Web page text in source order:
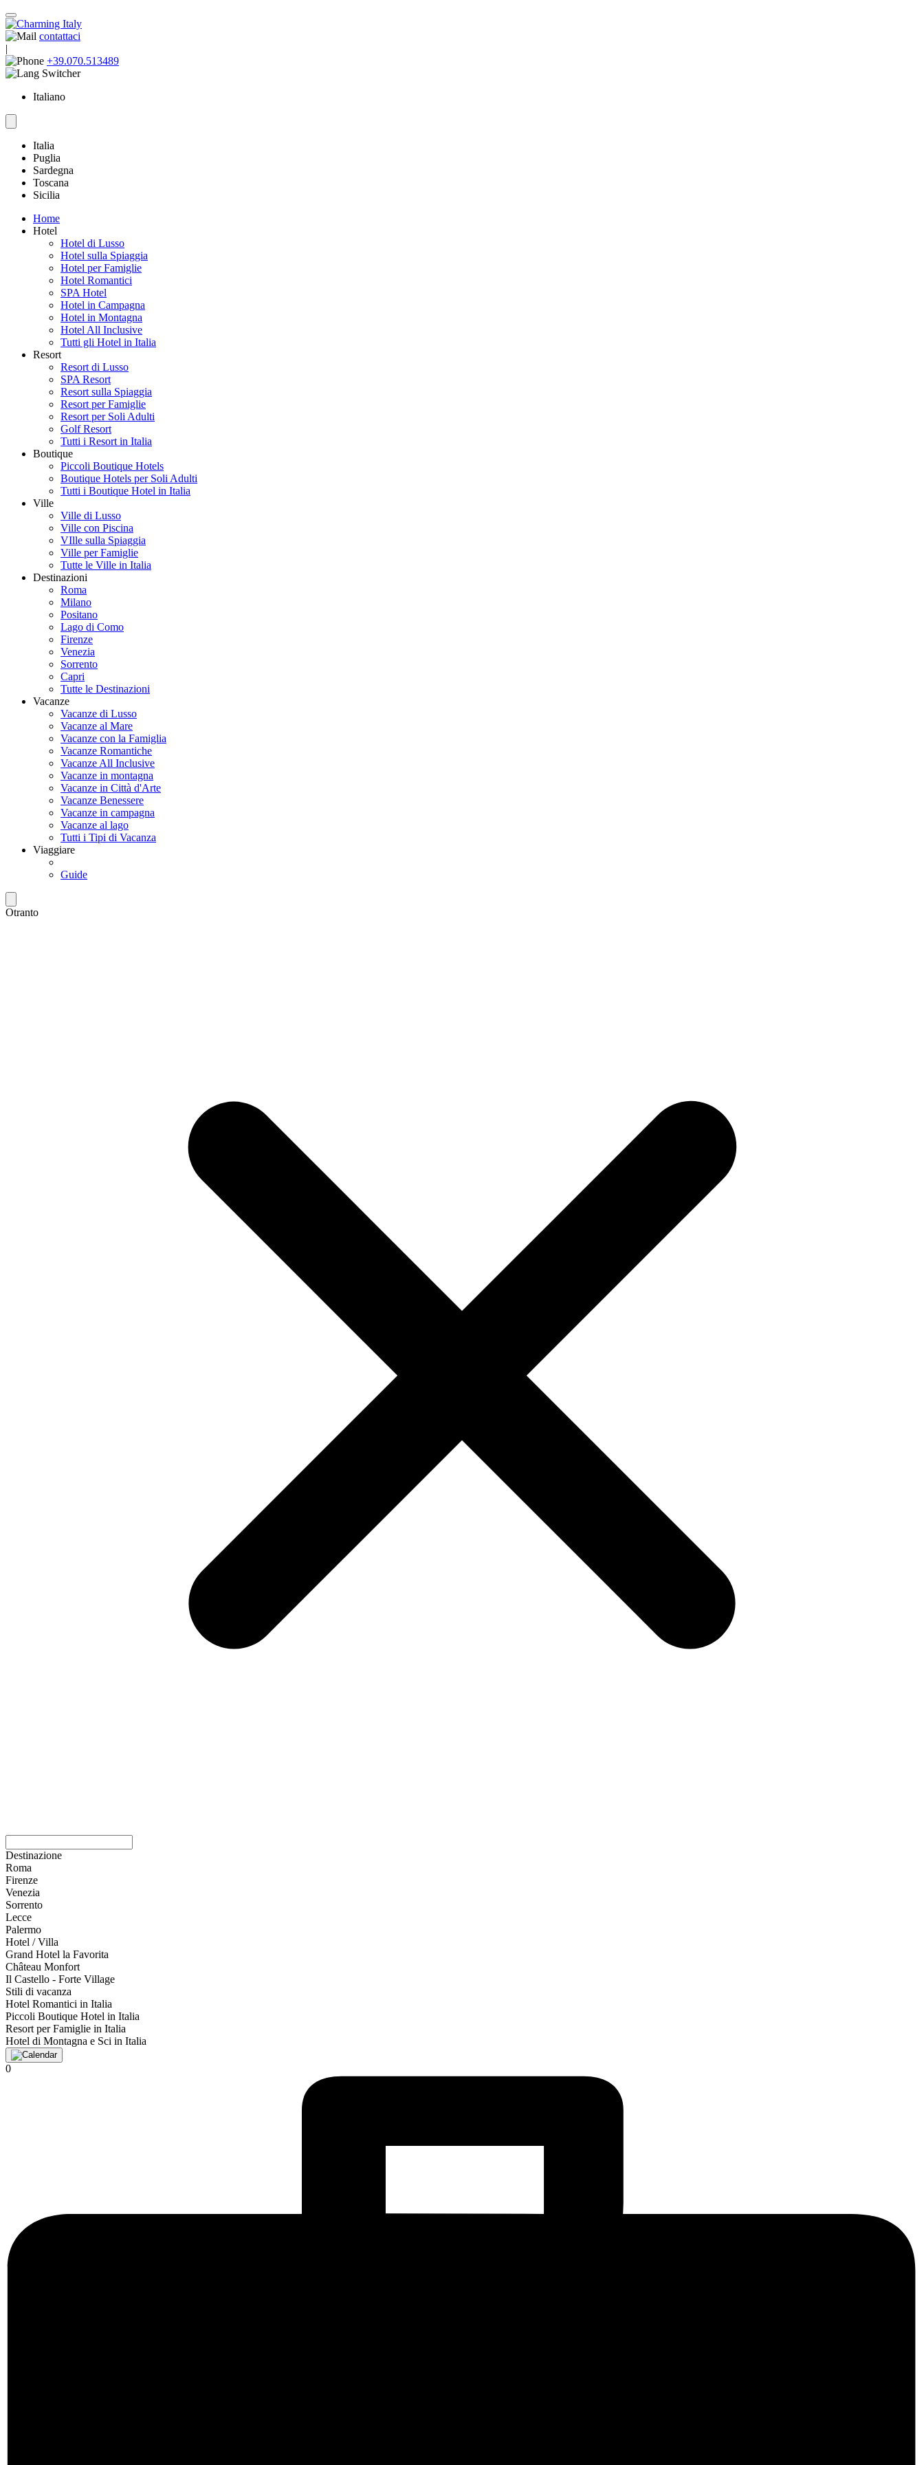
contattaci
|
+39.070.513489
Italiano
Italia
Puglia
Sardegna
Toscana
Sicilia
Home
Hotel
Hotel di Lusso
Hotel sulla Spiaggia
Hotel per Famiglie
Hotel Romantici
SPA Hotel
Hotel in Campagna
Hotel in Montagna
Hotel All Inclusive
Tutti gli Hotel in Italia
Resort
Resort di Lusso
SPA Resort
Resort sulla Spiaggia
Resort per Famiglie
Resort per Soli Adulti
Golf Resort
Tutti i Resort in Italia
Boutique
Piccoli Boutique Hotels
Boutique Hotels per Soli Adulti
Tutti i Boutique Hotel in Italia
Ville
Ville di Lusso
Ville con Piscina
VIlle sulla Spiaggia
Ville per Famiglie
Tutte le Ville in Italia
Destinazioni
Roma
Milano
Positano
Lago di Como
Firenze
Venezia
Sorrento
Capri
Tutte le Destinazioni
Vacanze
Vacanze di Lusso
Vacanze al Mare
Vacanze con la Famiglia
Vacanze Romantiche
Vacanze All Inclusive
Vacanze in montagna
Vacanze in Città d'Arte
Vacanze Benessere
Vacanze in campagna
Vacanze al lago
Tutti i Tipi di Vacanza
Viaggiare
Guide
Otranto
Destinazione
Roma
Firenze
Venezia
Sorrento
Lecce
Palermo
Hotel / Villa
Grand Hotel la Favorita
Château Monfort
Il Castello - Forte Village
Stili di vacanza
Hotel Romantici in Italia
Piccoli Boutique Hotel in Italia
Resort per Famiglie in Italia
Hotel di Montagna e Sci in Italia
0